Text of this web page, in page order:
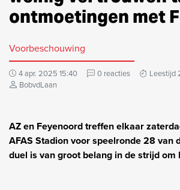
ontmoetingen met
Voorbeschouwing
4 apr. 2025 15:40 0 reacties
Leestijd
BobvdLaan
AZ en Feyenoord treffen elkaar
AFAS Stadion voor speelronde 28 van
duel is van groot belang in de strijd om